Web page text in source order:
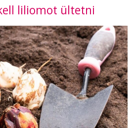
liliomot ültetni